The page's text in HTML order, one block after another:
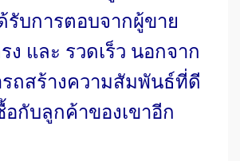
รับการตอบจากผู้ขาย
ง และ รวดเร็ว นอกจาก
ถสร้างความสัมพันธ์ที่ดี
อกับลูกค้าของเขาอีก